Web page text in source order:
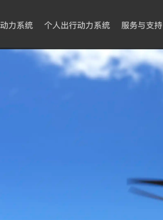
力系统 个人出行动力系统 服务与支持